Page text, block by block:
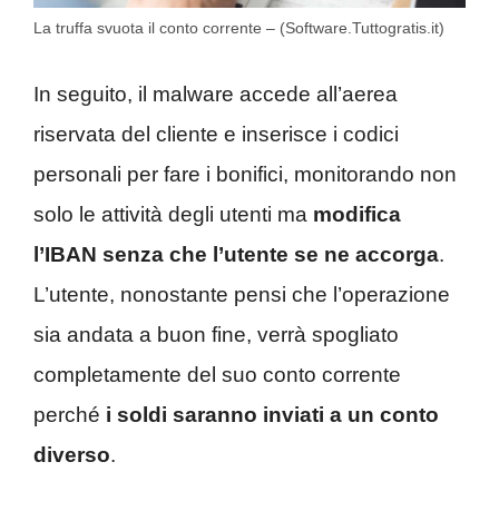
La truffa svuota il conto corrente – (Software.Tuttogratis.it)
In seguito, il malware accede all’aerea
riservata del cliente e inserisce i codici
personali per fare i bonifici, monitorando non
solo le attività degli utenti ma modifica
l’IBAN senza che l’utente se ne accorga.
L’utente, nonostante pensi che l’operazione
sia andata a buon fine, verrà spogliato
completamente del suo conto corrente
perché i soldi saranno inviati a un conto
diverso.